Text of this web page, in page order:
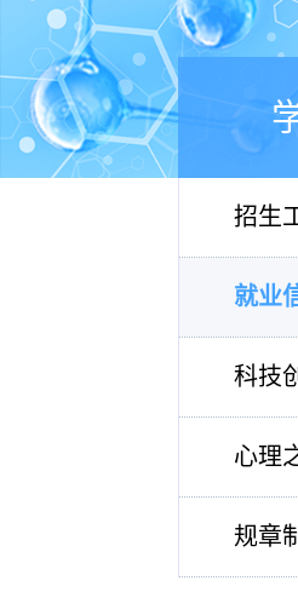
招生
就业
科技
心理
规章